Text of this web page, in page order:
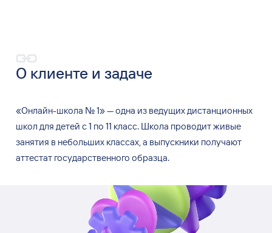
О клиенте и задаче
«Онлайн-школа №1»—одна из ведущих дистанционных
школ для детей с1 по 11 класс. Школа проводит живые
занятия в небольших классах, а выпускники получают
аттестат государственного образца.